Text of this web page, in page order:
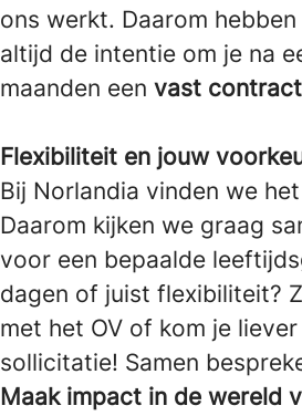
ons werkt. Daarom
altijd de intentie om je na
maanden een vast contract
Flexibiliteit en jouw
Bij Norlandia vinden we
Daarom kijken we graag
voor een bepaalde
dagen of juist flexibiliteit?
met het OV of kom je
sollicitatie! Samen
Maak impact in de wereld